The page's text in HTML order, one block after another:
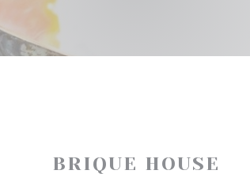
BRIQUE HOUSE